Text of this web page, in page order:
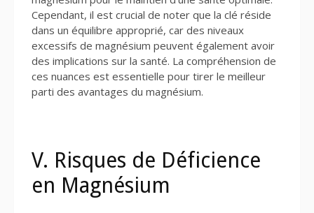
Cependant, il est crucial de noter que la clé réside
dans un équilibre approprié, car des niveaux
excessifs de magnésium peuvent également avoir
des implications sur la santé. La compréhension de
ces nuances est essentielle pour tirer le meilleur
parti des avantages du magnésium.
V. Risques de Déficience
en Magnésium